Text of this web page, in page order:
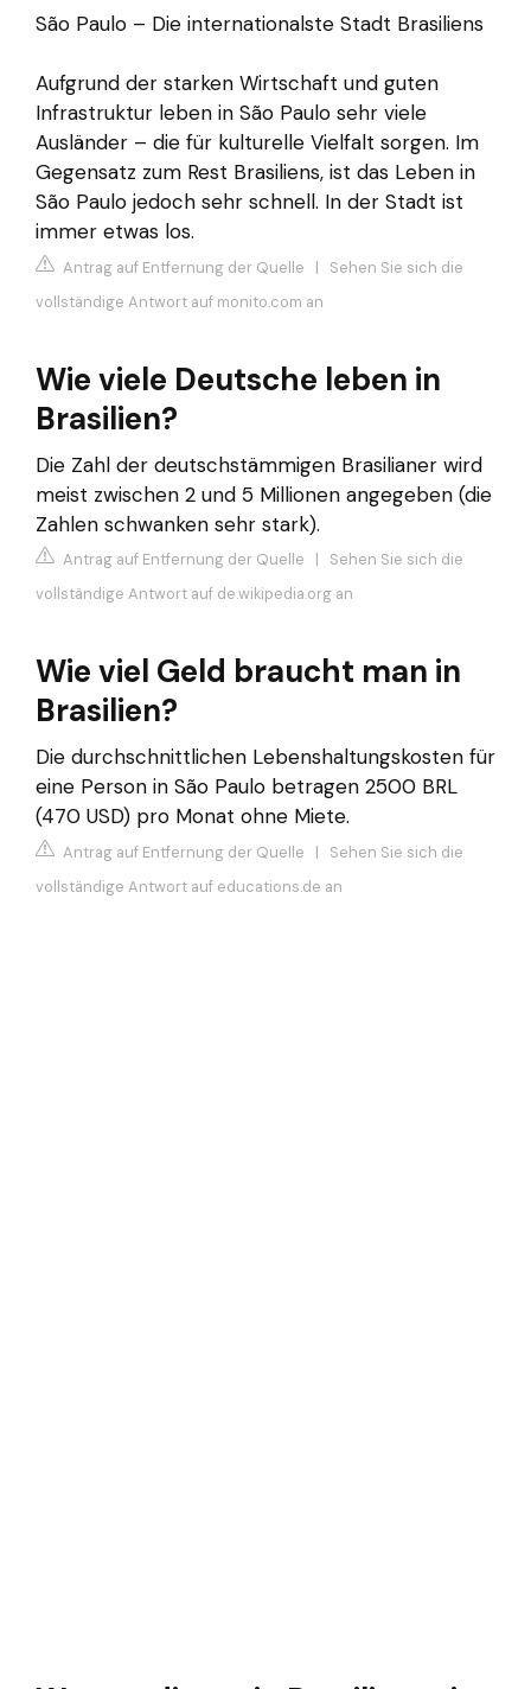
São Paulo – Die internationalste Stadt Brasiliens
Aufgrund der starken Wirtschaft und guten
Infrastruktur leben in São Paulo sehr viele
Ausländer – die für kulturelle Vielfalt sorgen. Im
Gegensatz zum Rest Brasiliens, ist das Leben in
São Paulo jedoch sehr schnell. In der Stadt ist
immer etwas los.
Antrag auf Entfernung der Quelle | Sehen Sie sich die
vollständige Antwort auf monito.com an
Wie viele Deutsche leben in
Brasilien?
Die Zahl der deutschstämmigen Brasilianer wird
meist zwischen 2 und 5 Millionen angegeben (die
Zahlen schwanken sehr stark).
Antrag auf Entfernung der Quelle | Sehen Sie sich die
vollständige Antwort auf de.wikipedia.org an
Wie viel Geld braucht man in
Brasilien?
Die durchschnittlichen Lebenshaltungskosten für
eine Person in São Paulo betragen 2500 BRL
(470 USD) pro Monat ohne Miete.
Antrag auf Entfernung der Quelle | Sehen Sie sich die
vollständige Antwort auf educations.de an